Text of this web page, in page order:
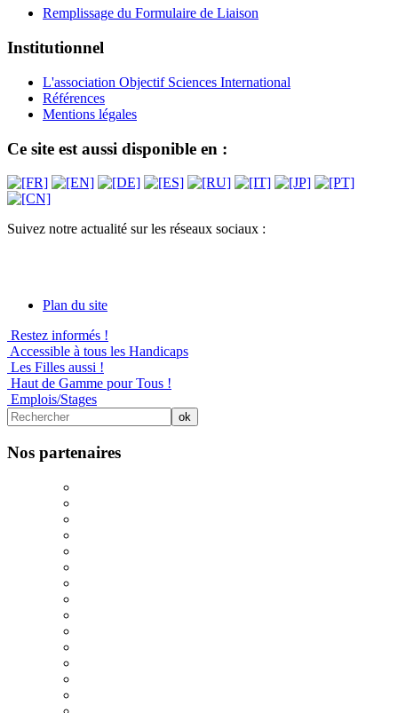
Remplissage du Formulaire de Liaison
Institutionnel
L'association Objectif Sciences International
Références
Mentions légales
Ce site est aussi disponible en :
Suivez notre actualité sur les réseaux sociaux :
Plan du site
Restez informés !
Accessible à tous les Handicaps
Les Filles aussi !
Haut de Gamme pour Tous !
Emplois/Stages
Nos partenaires